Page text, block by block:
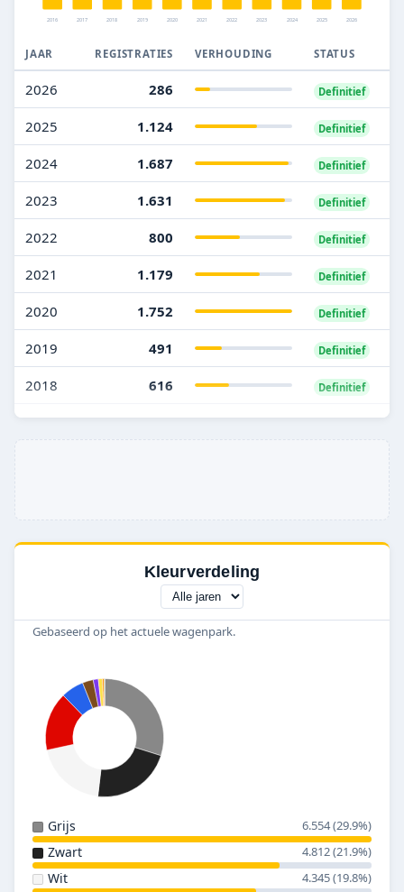
2016 2017 2018 2019 2020 2021 2022 2023 2024 2025 2026
JAAR REGISTRATIES VERHOUDING STATUS
2026 286 Definitief
2025 1.124 Definitief
2024 1.687 Definitief
2023 1.631 Definitief
2022 800 Definitief
2021 1.179 Definitief
2020 1.752 Definitief
2019 491 Definitief
2018 616 Definitief
2017 928
Kleurverdeling
Gebaseerd op het actuele wagenpark.
Grijs 6.554 (29.9%)
Zwart 4.812 (21.9%)
Wit 4.345 (19.8%)